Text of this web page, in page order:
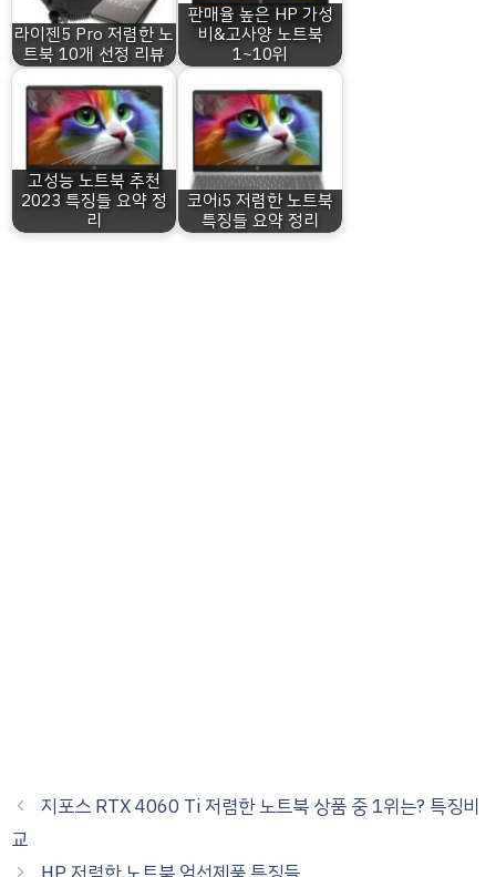
라이젠5 Pro 저렴한 노
트북 10개 선정 리뷰
판매율 높은 HP 가성
비&고사양 노트북
1~10위
고성능 노트북 추천
2023 특징들 요약 정
리
코어i5 저렴한 노트북
특징들 요약 정리
지포스 RTX 4060 Ti 저렴한 노트북 상품 중 1위는? 특징비
교